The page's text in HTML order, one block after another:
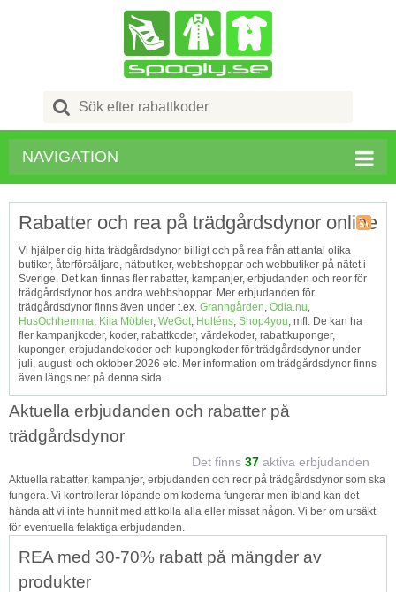
Search
for:
NAVIGATION
Tagg
RSS
Rabatter och rea på trädgårdsdynor online
Vi hjälper dig hitta trädgårdsdynor billigt och på rea från att antal olika
butiker, återförsäljare, nätbutiker, webbshoppar och webbutiker på nätet i
Sverige. Det kan finnas fler rabatter, kampanjer, erbjudanden och reor för
trädgårdsdynor hos andra webbshoppar. Mer erbjudanden för
trädgårdsdynor finns även under t.ex. Granngården, Odla.nu,
HusOchhemma, Kila Möbler, WeGot, Hulténs, Shop4you, mfl. De kan ha
fler kampanjkoder, koder, rabattkoder, värdekoder, rabattkuponger,
kuponger, erbjudandekoder och kupongkoder för trädgårdsdynor under
juli, augusti och oktober 2026 etc. Mer information om trädgårdsdynor finns
även längs ner på denna sida.
Aktuella erbjudanden och rabatter på
trädgårdsdynor
Det finns 37 aktiva erbjudanden
Aktuella rabatter, kampanjer, erbjudanden och reor på trädgårdsdynor som ska
fungera. Vi kontrollerar löpande om koderna fungerar men ibland kan det
hända att vi inte hunnit med att kolla alla eller missat någon. Vi ber om ursäkt
för eventuella felaktiga erbjudanden.
REA med 30-70% rabatt på mängder av
produkter